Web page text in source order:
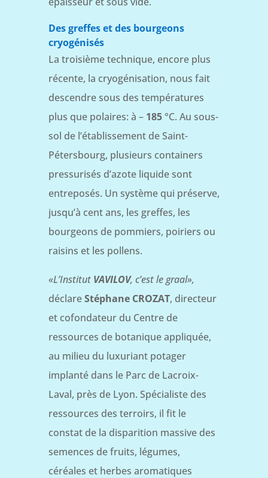
Des greffes et des bourgeons
cryogénisés
La troisième technique, encore plus
récente, la cryogénisation, nous fait
descendre sous des températures
plus que polaires: à – 185°C. Au sous-
sol de l’établissement de Saint-
Pétersbourg, plusieurs containers
pressurisés d’azote liquide sont
entreposés. Un système qui préserve,
jusqu’à cent ans, les greffes, les
bourgeons de pommiers, poiriers ou
raisins et les pollens.
«L’Institut VAVILOV, c’est le graal»,
déclareStéphane CROZAT, directeur
et cofondateur du Centre de
ressources de botanique appliquée,
au milieu du luxuriant potager
implanté dans le Parc de Lacroix-
Laval, près de Lyon. Spécialiste des
ressources des terroirs, il fit le
constat de la disparition massive des
semences de fruits, légumes,
céréales et herbes aromatiques